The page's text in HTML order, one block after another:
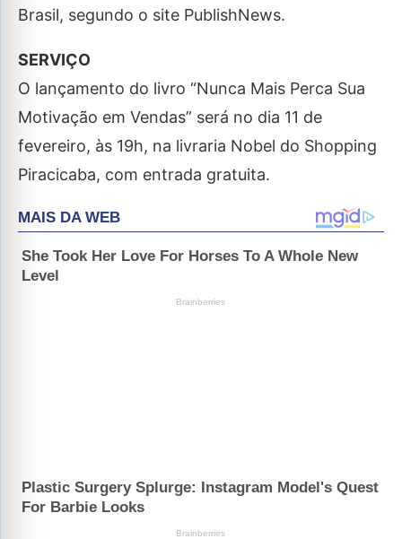
Brasil, segundo o site PublishNews.
SERVIÇO
O lançamento do livro “Nunca Mais Perca Sua
Motivação em Vendas” será no dia 11 de
fevereiro, às 19h, na livraria Nobel do Shopping
Piracicaba, com entrada gratuita.